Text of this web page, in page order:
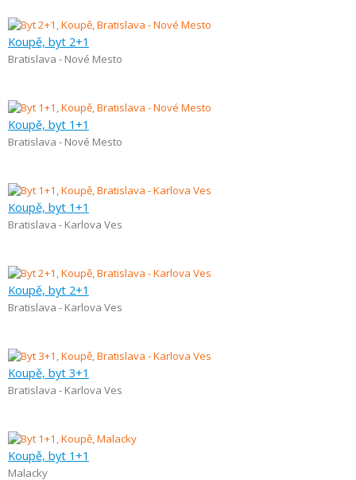
Koupě, byt 2+1
Bratislava - Nové Mesto
Koupě, byt 1+1
Bratislava - Nové Mesto
Koupě, byt 1+1
Bratislava - Karlova Ves
Koupě, byt 2+1
Bratislava - Karlova Ves
Koupě, byt 3+1
Bratislava - Karlova Ves
Koupě, byt 1+1
Malacky